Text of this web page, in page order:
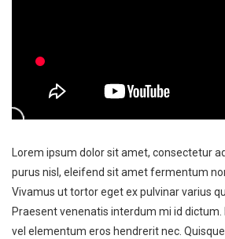
Lorem ipsum dolor sit amet, consectetur
purus nisl, eleifend sit amet fermentum
Vivamus ut tortor eget ex pulvinar varius
Praesent venenatis interdum mi id
vel elementum eros hendrerit nec.